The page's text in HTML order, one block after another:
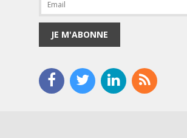
JE M'ABONNE